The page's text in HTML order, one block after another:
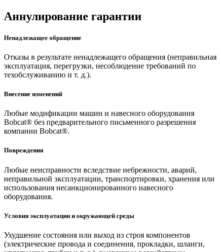
Аннулирование гарантии
Ненадлежащее обращение
Отказы в результате ненадлежащего обращения (неправильная
эксплуатация, перегрузки, несоблюдение требований по
техобслуживанию и т. д.).
Внесение изменений
Любые модификации машин и навесного оборудования
Bobcat® без предварительного письменного разрешения
компании Bobcat®.
Повреждения
Любые неисправности вследствие небрежности, аварий,
неправильной эксплуатации, транспортировки, хранения или
использования несанкционированного навесного
оборудования.
Условия эксплуатации и окружающей среды
Ухудшение состояния или выход из строя компонентов
(электрические провода и соединения, прокладки, шланги,